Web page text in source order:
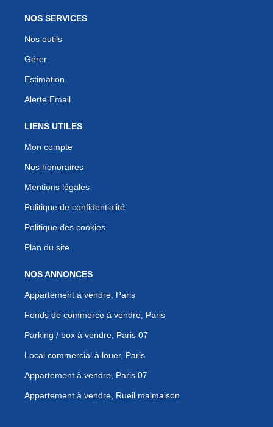
NOS SERVICES
Nos outils
Gérer
Estimation
Alerte Email
LIENS UTILES
Mon compte
Nos honoraires
Mentions légales
Politique de confidentialité
Politique des cookies
Plan du site
NOS ANNONCES
Appartement à vendre, Paris
Fonds de commerce à vendre, Paris
Parking / box à vendre, Paris 07
Local commercial à louer, Paris
Appartement à vendre, Paris 07
Appartement à vendre, Rueil malmaison